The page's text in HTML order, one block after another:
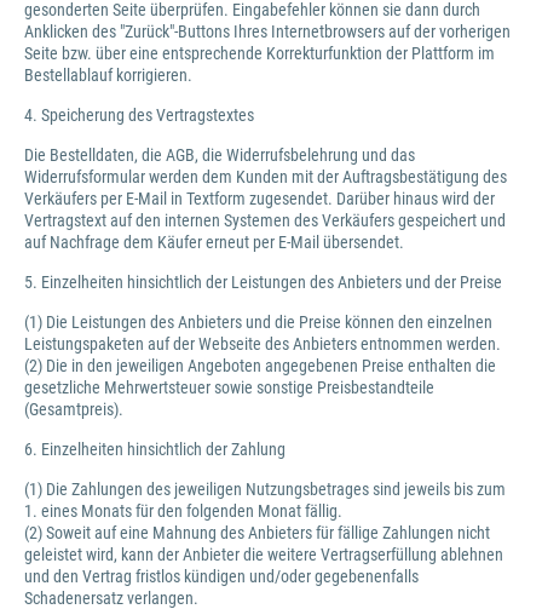
gesonderten Seite überprüfen. Eingabefehler können sie dann durch
Anklicken des "Zurück"-Buttons Ihres Internetbrowsers auf der vorherigen
Seite bzw. über eine entsprechende Korrekturfunktion der Plattform im
Bestellablauf korrigieren.
4. Speicherung des Vertragstextes
Die Bestelldaten, die AGB, die Widerrufsbelehrung und das
Widerrufsformular werden dem Kunden mit der Auftragsbestätigung des
Verkäufers per E-Mail in Textform zugesendet. Darüber hinaus wird der
Vertragstext auf den internen Systemen des Verkäufers gespeichert und
auf Nachfrage dem Käufer erneut per E-Mail übersendet.
5. Einzelheiten hinsichtlich der Leistungen des Anbieters und der Preise
(1) Die Leistungen des Anbieters und die Preise können den einzelnen
Leistungspaketen auf der Webseite des Anbieters entnommen werden.
(2) Die in den jeweiligen Angeboten angegebenen Preise enthalten die
gesetzliche Mehrwertsteuer sowie sonstige Preisbestandteile
(Gesamtpreis).
6. Einzelheiten hinsichtlich der Zahlung
(1) Die Zahlungen des jeweiligen Nutzungsbetrages sind jeweils bis zum
1. eines Monats für den folgenden Monat fällig.
(2) Soweit auf eine Mahnung des Anbieters für fällige Zahlungen nicht
geleistet wird, kann der Anbieter die weitere Vertragserfüllung ablehnen
und den Vertrag fristlos kündigen und/oder gegebenenfalls
Schadenersatz verlangen.